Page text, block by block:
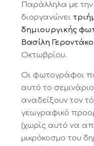
Παράλληλα με
διοργανώνει
δημιουργικής
Βασίλη
Οκτωβρίου.
Οι φωτογράφοι
αυτό το
αναδείξουν τον
γεωγραφικό
(χωρίς αυτό να
μικρόκοσμο του